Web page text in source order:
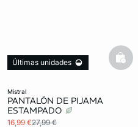
mistral
PANTALÓN DE PIJAMA
ESTAMPADO
16,99 €27,99 €
Últimas unidades
Exclu Web